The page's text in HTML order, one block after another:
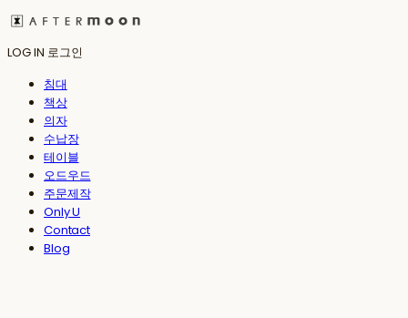
LOG IN 로그인
침대
책상
의자
수납장
테이블
오드우드
주문제작
Only U
Contact
Blog